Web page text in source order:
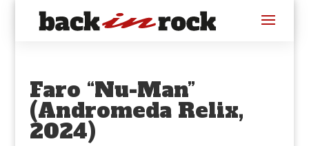
Faro “Nu-Man”
(Andromeda Relix,
2024)